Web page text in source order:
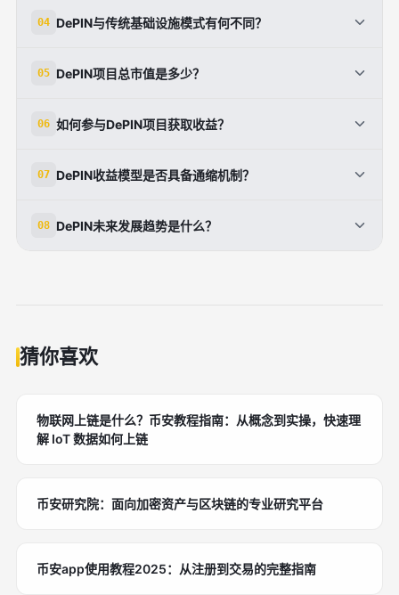
170万美元；io.net和Aethir也通过计算租赁和云算力服
04 DePIN与传统基础设施模式有何不同？
故障，提升效率与可访问性；而传统模式依赖中心化企
05 DePIN项目总市值是多少？
美元，其中Solana生态贡献32.5亿美元，领先于其他
06 如何参与DePIN项目获取收益？
矿、质押或资源贡献，获取代币奖励与生态收益。
07 DePIN收益模型是否具备通缩机制？
或通胀递减机制，减少流通供应，提升代币价值。
08 DePIN未来发展趋势是什么？
猜你喜欢
物联网上链是什么？币安教程指南：从概念到实操，快速理
解 IoT 数据如何上链
币安研究院：面向加密资产与区块链的专业研究平台
币安app使用教程2025：从注册到交易的完整指南